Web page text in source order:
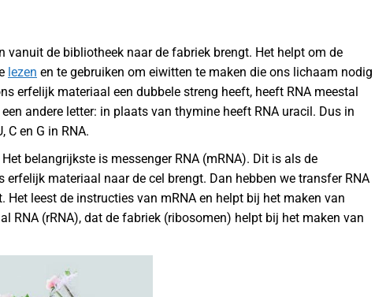
vanuit de bibliotheek naar de fabriek brengt. Het helpt om de
lezen en te gebruiken om eiwitten te maken die ons lichaam nodig
erfelijk materiaal een dubbele streng heeft, heeft RNA meestal
andere letter: in plaats van thymine heeft RNA uracil. Dus in
C en G in RNA.
belangrijkste is messenger RNA (mRNA). Dit is als de
materiaal naar de cel brengt. Dan hebben we transfer RNA
Het leest de instructies van mRNA en helpt bij het maken van
RNA (rRNA), dat de fabriek (ribosomen) helpt bij het maken van